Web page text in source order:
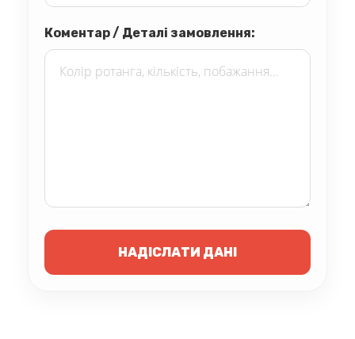
Коментар / Деталі замовлення:
НАДІСЛАТИ ДАНІ